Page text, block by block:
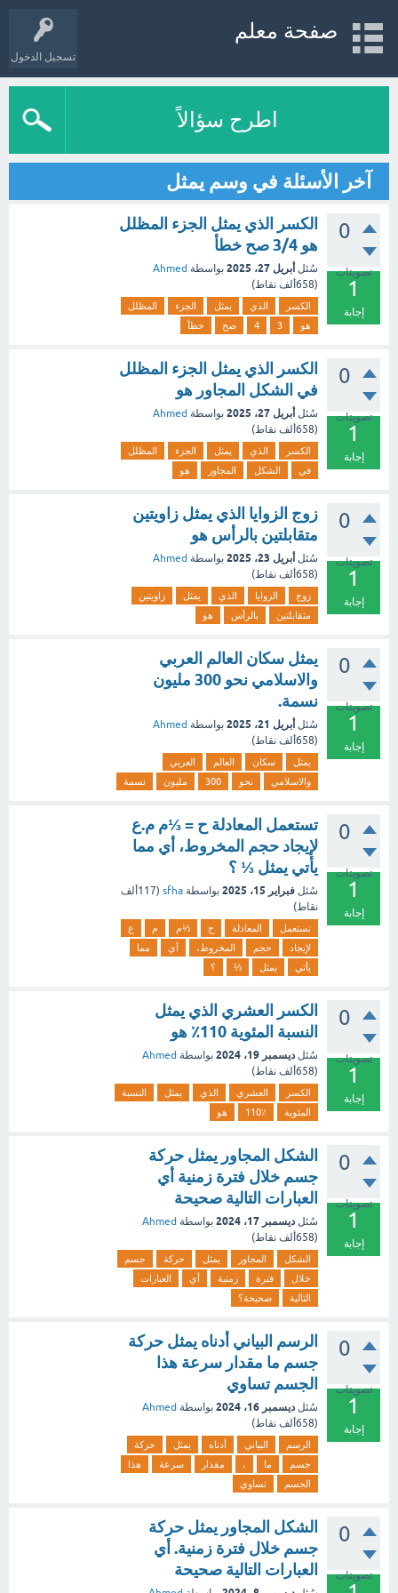
تسجيل الدخول
صفحة معلم
اطرح سؤالاً
آخر الأسئلة في وسم يمثل
0
تصويتات
1
إجابة
الكسر الذي يمثل الجزء المظلل
هو 3/4 صح خطأ
سُئل أبريل 27، 2025 بواسطة Ahmed
(658ألف نقاط)
الكسر الذي يمثل الجزء
المظلل
هو
3
4 صح خطأ
0
تصويتات
1
إجابة
الكسر الذي يمثل الجزء المظلل
في الشكل المجاور هو
سُئل أبريل 27، 2025 بواسطة Ahmed
(658ألف نقاط)
الكسر الذي يمثل الجزء
المظلل
في
الشكل المجاور هو
0
تصويتات
1
إجابة
زوج الزوايا الذي يمثل زاويتين
متقابلتين بالرأس هو
سُئل أبريل 23، 2025 بواسطة Ahmed
(658ألف نقاط)
زوج الزوايا الذي يمثل
زاويتين
متقابلتين
بالرأس هو
0
تصويتات
1
إجابة
يمثل سكان العالم العربي
والاسلامي نحو 300 مليون
نسمة.
سُئل أبريل 21، 2025 بواسطة Ahmed
(658ألف نقاط)
يمثل سكان العالم
العربي
والاسلامي
نحو 300 مليون نسمة
0
تصويتات
1
إجابة
تستعمل المعادلة ح = ⅓م م.ع
لإيجاد حجم المخروط، أي مما
يأتي يمثل ⅓ ؟
سُئل فبراير 15، 2025 بواسطة sfha
(117ألف
نقاط)
تستعمل المعادلة ح ⅓م م
ع
لإيجاد
حجم المخروط، أي
مما
يأتي
يمثل ⅓ ؟
0
تصويتات
1
إجابة
الكسر العشري الذي يمثل
النسبة المئوية 110٪ هو
سُئل ديسمبر 19، 2024 بواسطة Ahmed
(658ألف نقاط)
الكسر العشري الذي يمثل
النسبة
المئوية
110٪ هو
0
تصويتات
1
إجابة
الشكل المجاور يمثل حركة
جسم خلال فترة زمنية أي
العبارات التالية صحيحة
سُئل ديسمبر 17، 2024 بواسطة Ahmed
(658ألف نقاط)
الشكل المجاور يمثل حركة
جسم
خلال
فترة زمنية أي
العبارات
التالية
صحيحة؟
0
تصويتات
1
إجابة
الرسم البياني أدناه يمثل حركة
جسم ما مقدار سرعة هذا
الجسم تساوي
سُئل ديسمبر 16، 2024 بواسطة Ahmed
(658ألف نقاط)
الرسم البياني أدناه يمثل
حركة
جسم
ما ، مقدار سرعة
هذا
الجسم
تساوي
0
تصويتات
الشكل المجاور يمثل حركة
جسم خلال فترة زمنية. أي
العبارات التالية صحيحة